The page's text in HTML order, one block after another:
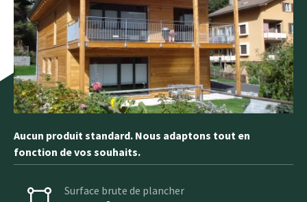
Aucun produit standard. Nous adaptons tout en
fonction de vos souhaits.
Surface brute de plancher